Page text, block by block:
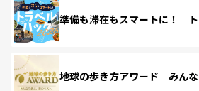
準備も滞在もスマートに！
地球の歩き方アワード みんな